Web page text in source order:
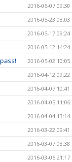
2016-06-07 09:30
2016-05-23 08:03
2016-05-17 09:24
2016-05-12 14:24
2016-05-02 10:05
2016-04-12 09:22
2016-04-07 10:41
2016-04-05 11:06
2016-04-04 13:14
2016-03-22 09:41
2016-03-07 08:38
2016-03-06 21:17